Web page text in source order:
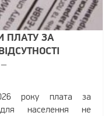
ПЛАТУ ЗА
року плата за
для населення не